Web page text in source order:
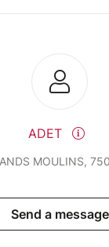
ADET
MOULINS,
Send a message